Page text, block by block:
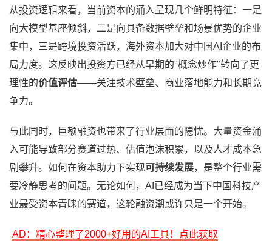
从投资逻辑来看，当前资本的涌入呈现几个鲜明特征：一是
向大模型基座倾斜，二是向具备数据壁垒和场景优势的企业
集中，三是跨境投资活跃，海外资本加大对中国AI企业的布
局力度。这反映出投资方已经从早期的"概念炒作"转向了更
理性的价值评估——关注技术壁垒、商业落地能力和长期竞
争力。
与此同时，巨额融资也带来了行业层面的隐忧。大量资金涌
入可能导致部分赛道过热、估值泡沫积累，以及人才成本急
剧攀升。如何在资本助力下实现可持续发展，是整个行业需
要冷静思考的问题。无论如何，AI已经成为当下中国科技产
业最受资本青睐的赛道，这轮融资潮或许只是一个开始。
AD：精心整理了2000+好用的AI工具！点此获取